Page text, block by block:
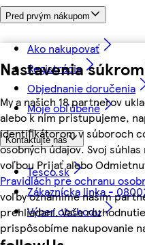
Nastavenia
My a našich 18 partnerov
alebo k nim pristupujeme,
identifikátorom v súboroch
osobných údajov. Svoj
voľbou Prijať alebo
Pravidlách pre ochranu
voľby oznámime našim
prehliadaní. Vaše
prispôsobíme nakupovanie
Pred prvým nákupom
Ako nakupovať
Registrácia
Objednanie doručenia
Moje obľúbené
Kontaktujte nás
Tesco.sk
Zákaznícka linka -
Výber obchodu